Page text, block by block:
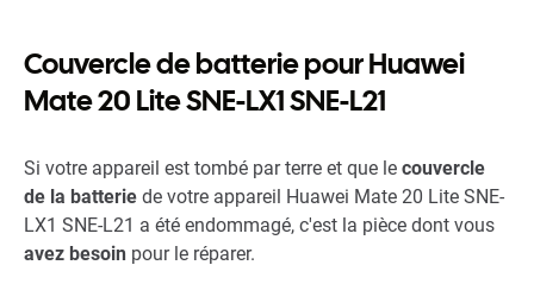
Couvercle de batterie pour Huawei
Mate 20 Lite SNE-LX1 SNE-L21
Si votre appareil est tombé par terre et que le couvercle
de la batterie de votre appareil Huawei Mate 20 Lite SNE-
LX1 SNE-L21 a été endommagé, c'est la pièce dont vous
avez besoin pour le réparer.